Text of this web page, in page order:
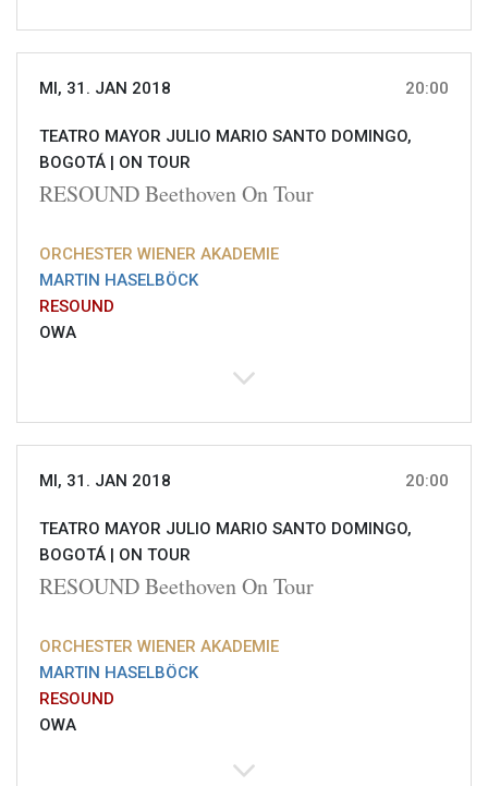
MI, 31. JAN 2018 20:00
TEATRO MAYOR JULIO MARIO SANTO DOMINGO,
BOGOTÁ | ON TOUR
RESOUND Beethoven On Tour
ORCHESTER WIENER AKADEMIE
MARTIN HASELBÖCK
RESOUND
OWA
MI, 31. JAN 2018 20:00
TEATRO MAYOR JULIO MARIO SANTO DOMINGO,
BOGOTÁ | ON TOUR
RESOUND Beethoven On Tour
ORCHESTER WIENER AKADEMIE
MARTIN HASELBÖCK
RESOUND
OWA